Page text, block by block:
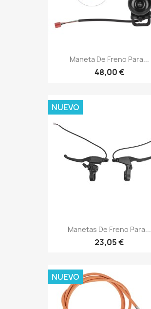
Maneta De Freno Para...
48,00 €
Manetas De Freno Para...
23,05 €
NUEVO
NUEVO